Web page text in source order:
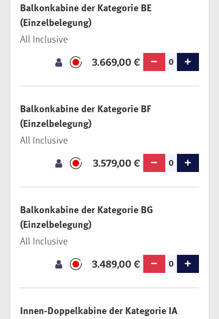
Balkonkabine der Kategorie BE
(Einzelbelegung)
3.669,00 € 0
All Inclusive
Balkonkabine der Kategorie BF
(Einzelbelegung)
3.579,00 € 0
All Inclusive
Balkonkabine der Kategorie BG
(Einzelbelegung)
3.489,00 € 0
All Inclusive
Innen-Doppelkabine der Kategorie IA